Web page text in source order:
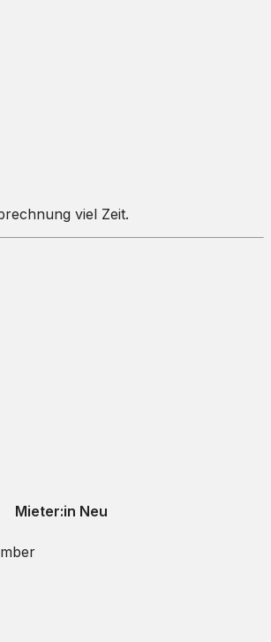
viel Zeit.
Mieter:in Neu